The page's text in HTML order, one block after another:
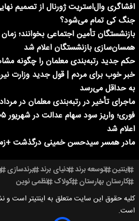
افشاگری وال‌استریت ژورنال از تصمیم
جنگ کی تمام می‌شود؟
بازنشستگان تأمین اجتماعی بخوانند؛
همسان‌سازی بازنشستگان اعلام شد
حکم جدید رتبه‌بندی معلمان را چگونه
خبر خوب برای مردم | قول جدید وزارت
به حداقل می‌رسد
ماجرای تأخیر در رتبه‌بندی معلمان در مرداد ۱۴۰۵ چیست؟
اعلام شد
مادر همسر سیدحسن خمینی درگذشت
اینتین توسعه برند دنیای برند برندسازی
کارستان بهارستان کولاک نظمی نوین
کلیه حقوق این سایت متعلق به اینتیتر است و
است.